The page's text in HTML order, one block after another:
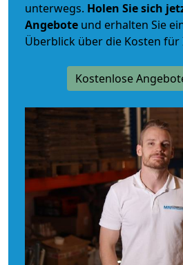
unterwegs. Holen Sie sich
Angebote und erhalten Sie
Überblick über die Kosten
Kostenlose